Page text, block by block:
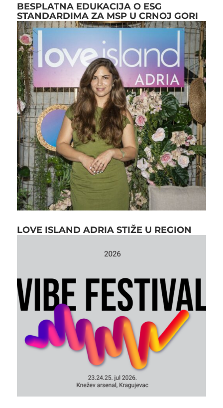
BESPLATNA EDUKACIJA O ESG
STANDARDIMA ZA MSP U CRNOJ GORI
LOVE ISLAND ADRIA STIŽE U REGION